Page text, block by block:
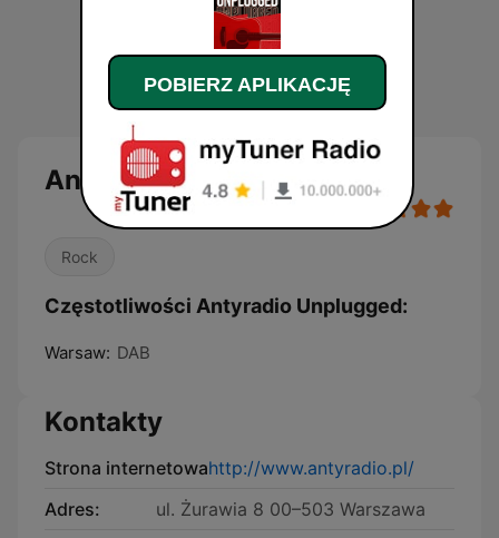
Antyradio Unplugged
Rock
Częstotliwości Antyradio Unplugged:
Warsaw: DAB
Kontakty
Strona internetowahttp://www.antyradio.pl/
Adres:
ul. Żurawia 8 00–503 Warszawa
POBIERZ APLIKACJĘ